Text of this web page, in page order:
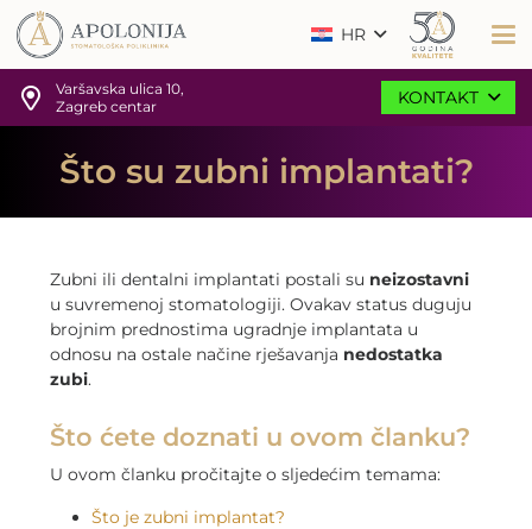
HR
Varšavska ulica 10,
Zagreb centar
KONTAKT
Što su zubni implantati?
Zubni ili dentalni implantati postali su neizostavni
u suvremenoj stomatologiji. Ovakav status duguju
brojnim prednostima ugradnje implantata u
odnosu na ostale načine rješavanja nedostatka
zubi.
Što ćete doznati u ovom članku?
U ovom članku pročitajte o sljedećim temama:
Što je zubni implantat?